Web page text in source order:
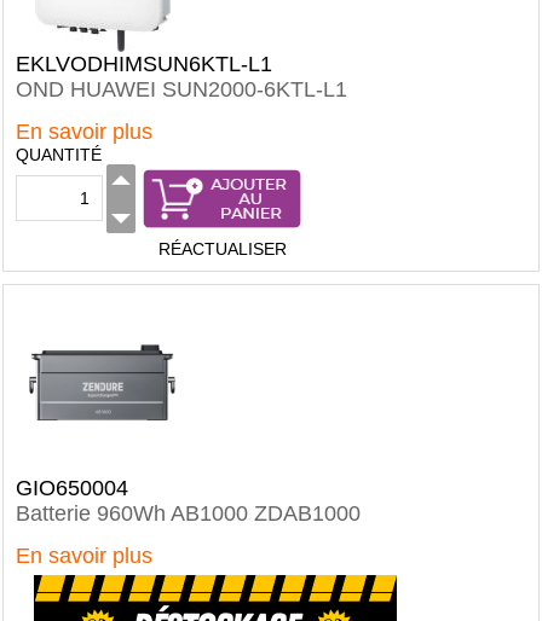
EKLVODHIMSUN6KTL-L1
OND HUAWEI SUN2000-6KTL-L1
En savoir plus
QUANTITÉ
RÉACTUALISER
GIO650004
Batterie 960Wh AB1000 ZDAB1000
En savoir plus